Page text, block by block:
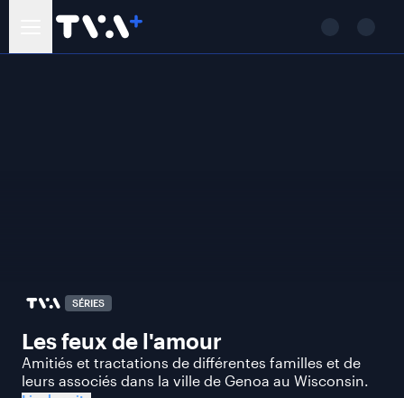
SÉRIES
Les feux de l'amour
Amitiés et tractations de différentes familles et de
leurs associés dans la ville de Genoa au Wisconsin.